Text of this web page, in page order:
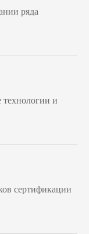
ряда
технологии и
сертификации